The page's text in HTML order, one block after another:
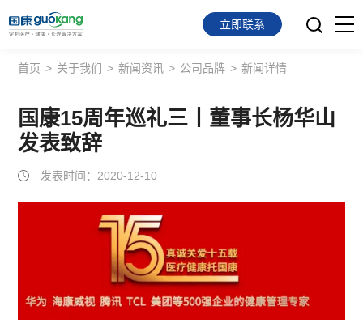
首页
面向会员
面向企业
立即联系
首页 > 关于我们 > 新闻资讯 > 公司品牌 > 新闻详情
国康15周年巡礼三丨董事长杨华山
发表致辞
发表时间：2020-12-10